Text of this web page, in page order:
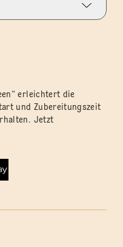
erleichtert die
und Zubereitungszeit
Jetzt